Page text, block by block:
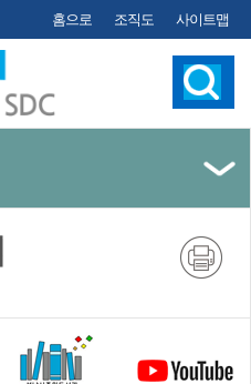
홈으로 조직도 사이트맵